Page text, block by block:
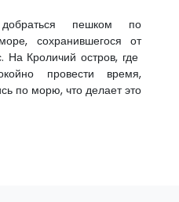
пешком по
сохранившегося от
На Кроличий остров, где
провести время,
по морю, что делает это